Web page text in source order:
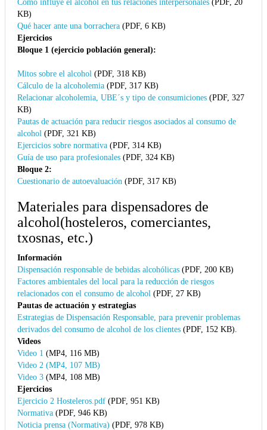
KB)
Qué hacer ante una borrachera (PDF, 6 KB)
Ejercicios
Bloque 1 (ejercicio población general):
Mitos sobre el alcohol (PDF, 318 KB)
Cálculo de la alcoholemia (PDF, 317 KB)
Relacionar alcoholemia, UBE´s y tipo de consumiciones (PDF, 327
KB)
Pautas de actuación para reducir riesgos asociados al consumo de
alcohol (PDF, 321 KB)
Ejercicios sobre normativa (PDF, 314 KB)
Guía de uso para profesionales (PDF, 324 KB)
Bloque 2:
Cuestionario de autoevaluación (PDF, 317 KB)
Materiales para dispensadores de
alcohol(hosteleros, comerciantes,
txosnas, etc.)
Información
Dispensación responsable de bebidas alcohólicas (PDF, 200 KB)
Factores ambientales del local para la reducción de riesgos
relacionados con el consumo de alcohol (PDF, 27 KB)
Pautas de actuación y estrategias
Estrategias de Dispensación Responsable, para prevenir problemas
derivados del consumo de alcohol de los clientes (PDF, 152 KB).
Videos
Video 1 (MP4, 116 MB)
Video 2 (MP4, 107 MB)
Video 3 (MP4, 108 MB)
Ejercicios
Ejercicio 2 Hosteleros.pdf (PDF, 951 KB)
Normativa (PDF, 946 KB)
Noticia prensa (Normativa) (PDF, 978 KB)